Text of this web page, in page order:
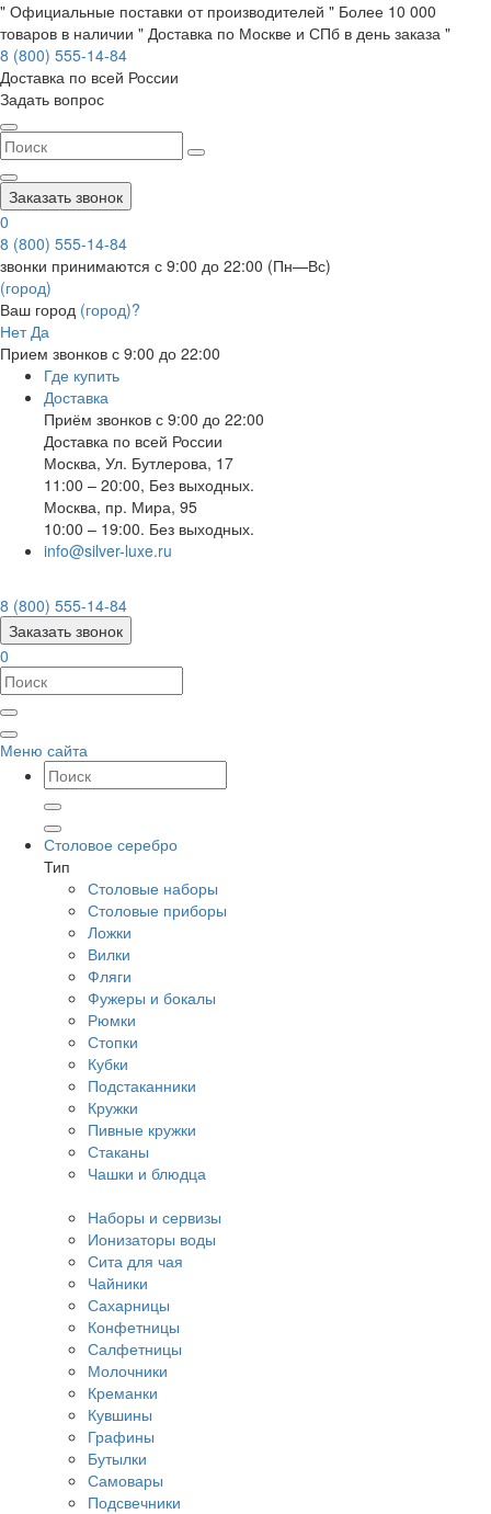
" Официальные поставки от производителей " Более 10 000
товаров в наличии " Доставка по Москве и СПб в день заказа "
8 (800) 555-14-84
Доставка по всей России
Задать вопрос
Заказать звонок
0
8 (800) 555-14-84
звонки принимаются с 9:00 до 22:00 (Пн—Вс)
(город)
Ваш город (город)?
Нет Да
Прием звонков с 9:00 до 22:00
Где купить
Доставка
Приём звонков с 9:00 до 22:00
Доставка по всей России
Москва, Ул. Бутлерова, 17
11:00 – 20:00, Без выходных.
Москва, пр. Мира, 95
10:00 – 19:00. Без выходных.
info@silver-luxe.ru
8 (800) 555-14-84
Заказать звонок
0
Меню сайта
Столовое серебро
Тип
Столовые наборы
Столовые приборы
Ложки
Вилки
Фляги
Фужеры и бокалы
Рюмки
Стопки
Кубки
Подстаканники
Кружки
Пивные кружки
Стаканы
Чашки и блюдца
Наборы и сервизы
Ионизаторы воды
Сита для чая
Чайники
Сахарницы
Конфетницы
Салфетницы
Молочники
Креманки
Кувшины
Графины
Бутылки
Самовары
Подсвечники